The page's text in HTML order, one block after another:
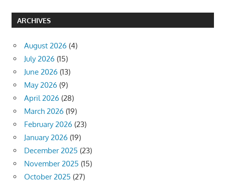
ARCHIVES
August 2026 (4)
July 2026 (15)
June 2026 (13)
May 2026 (9)
April 2026 (28)
March 2026 (19)
February 2026 (23)
January 2026 (19)
December 2025 (23)
November 2025 (15)
October 2025 (27)